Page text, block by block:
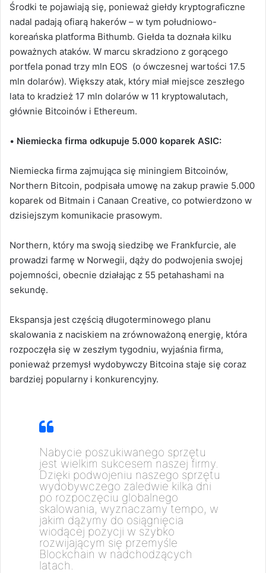
Środki te pojawiają się, ponieważ giełdy kryptograficzne
nadal padają ofiarą hakerów – w tym południowo-
koreańska platforma Bithumb. Giełda ta doznała kilku
poważnych ataków. W marcu skradziono z gorącego
portfela ponad trzy mln EOS (o ówczesnej wartości 17.5
mln dolarów). Większy atak, który miał miejsce zeszłego
lata to kradzież 17 mln dolarów w 11 kryptowalutach,
głównie Bitcoinów i Ethereum.
• Niemiecka firma odkupuje 5.000 koparek ASIC:
Niemiecka firma zajmująca się miningiem Bitcoinów,
Northern Bitcoin, podpisała umowę na zakup prawie 5.000
koparek od Bitmain i Canaan Creative, co potwierdzono w
dzisiejszym komunikacie prasowym.
Northern, który ma swoją siedzibę we Frankfurcie, ale
prowadzi farmę w Norwegii, dąży do podwojenia swojej
pojemności, obecnie działając z 55 petahashami na
sekundę.
Ekspansja jest częścią długoterminowego planu
skalowania z naciskiem na zrównoważoną energię, która
rozpoczęła się w zeszłym tygodniu, wyjaśnia firma,
ponieważ przemysł wydobywczy Bitcoina staje się coraz
bardziej popularny i konkurencyjny.
Nabycie poszukiwanego sprzętu
jest wielkim sukcesem naszej firmy.
Dzięki podwojeniu naszego sprzętu
wydobywczego zaledwie kilka dni
po rozpoczęciu globalnego
skalowania, wyznaczamy tempo, w
jakim dążymy do osiągnięcia
wiodącej pozycji w szybko
rozwijającym się przemyśle
Blockchain w nadchodzących
latach.